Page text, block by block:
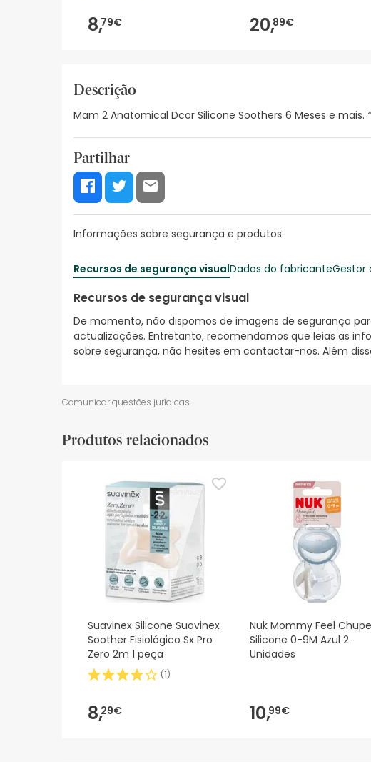
8,79€ 20,89€
Descrição
Mam 2 Anatomical Dcor Silicone Soothers 6 Meses e
Partilhar
Informações sobre segurança e produtos
Recursos de segurança visualDados do fabricanteGestor
Recursos de segurança visual
De momento, não dispomos de imagens de segurança
actualizações. Entretanto, recomendamos que leias as
sobre segurança, não hesites em contactar-nos. Além
Comunicar questões jurídicas
Produtos relacionados
Suavinex Silicone Suavinex
Soother Fisiológico Sx Pro
Zero 2m 1 peça
(1)
8,29€
Nuk Mommy Feel
Silicone 0-9M Azul 2
Unidades
10,99€